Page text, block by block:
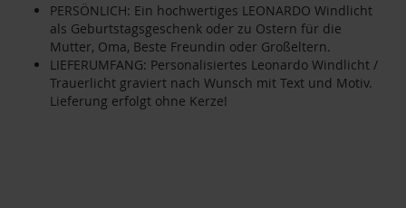
PERSÖNLICH: Ein hochwertiges LEONARDO Windlicht
als Geburtstagsgeschenk oder zu Ostern für die
Mutter, Oma, Beste Freundin oder Großeltern.
LIEFERUMFANG: Personalisiertes Leonardo Windlicht /
Trauerlicht graviert nach Wunsch mit Text und Motiv.
Lieferung erfolgt ohne Kerze!